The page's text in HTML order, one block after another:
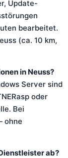
Update-
bearbeitet.
(ca. 10 km,
in Neuss?
Server sind
oder
Bei
ohne
ab?